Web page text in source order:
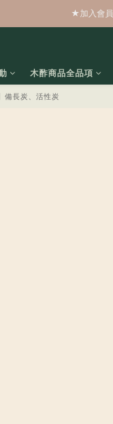
★加入會
木酢商品全品項
備長炭、活性炭